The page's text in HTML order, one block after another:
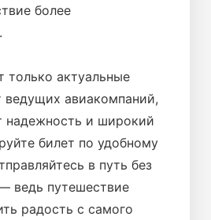
более
только актуальные
ведущих авиакомпаний,
надежность и широкий
билет по удобному
в путь без
ведь путешествие
радость с самого